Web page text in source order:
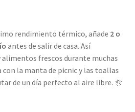
rendimiento térmico, añade 2 o
antes de salir de casa. Así
frescos durante muchas
con la manta de picnic y las toallas
de un día perfecto al aire libre. 🌞